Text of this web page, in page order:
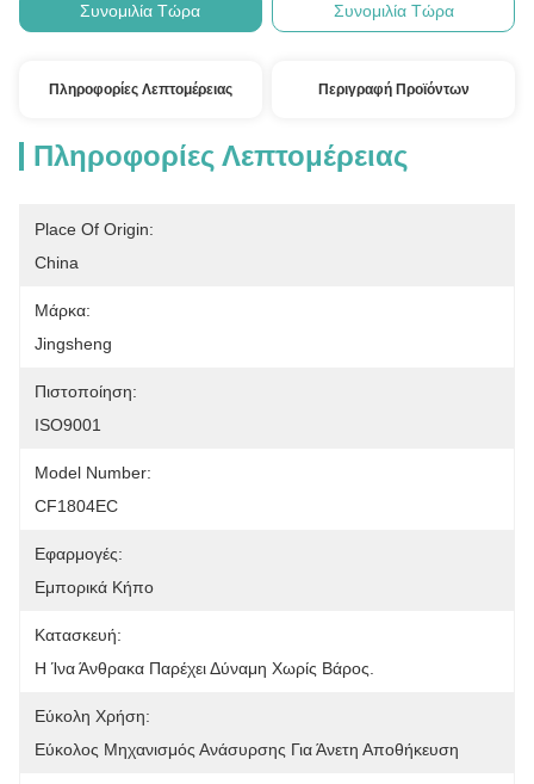
Συνομιλία Τώρα Συνομιλία Τώρα
Πληροφορίες Λεπτομέρειας Περιγραφή Προϊόντων
Πληροφορίες Λεπτομέρειας
Place Of Origin:
China
Μάρκα:
Jingsheng
Πιστοποίηση:
ISO9001
Model Number:
CF1804EC
Εφαρμογές:
Εμπορικά Κήπο
Κατασκευή:
Η Ίνα Άνθρακα Παρέχει Δύναμη Χωρίς Βάρος.
Εύκολη Χρήση:
Εύκολος Μηχανισμός Ανάσυρσης Για Άνετη Αποθήκευση